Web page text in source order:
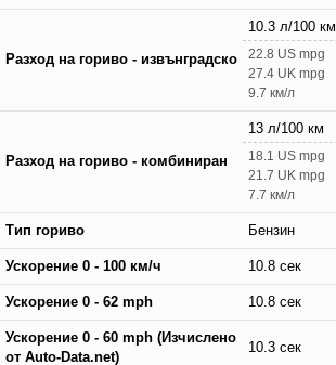
Разход на гориво - извънградско
10.3 л/100 км
22.8 US mpg
27.4 UK mpg
9.7 км/л
Разход на гориво - комбиниран
13 л/100 км
18.1 US mpg
21.7 UK mpg
7.7 км/л
Тип гориво Бензин
Ускорение 0 - 100 км/ч 10.8 сек
Ускорение 0 - 62 mph 10.8 сек
Ускорение 0 - 60 mph (Изчислено
от Auto-Data.net)
10.3 сек